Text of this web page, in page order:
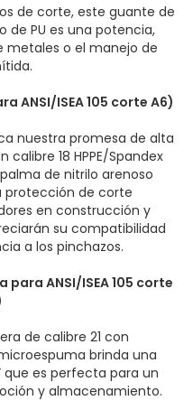
de corte, este guante de
de PU es una potencia,
metales o el manejo de
ANSI/ISEA 105 corte A6)
nuestra promesa de alta
18 HPPE/Spandex
de nitrilo arenoso
protección de corte
en construcción y
su compatibilidad
a los pinchazos.
para ANSI/ISEA 105 corte
de calibre 21 con
brinda una
que es perfecta para un
y almacenamiento.